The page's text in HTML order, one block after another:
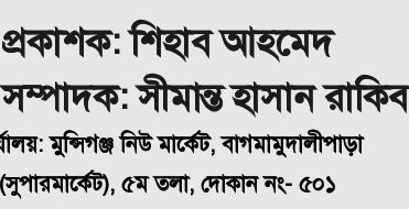
প্রকাশক: শিহাব আহমেদ
সম্পাদক: সীমান্ত হাসান রাকিব
মুন্সিগঞ্জ নিউ মার্কেট, বাগমামুদালীপাড়া
(সুপারমার্কেট), ৫ম তলা, দোকান নং- ৫০১